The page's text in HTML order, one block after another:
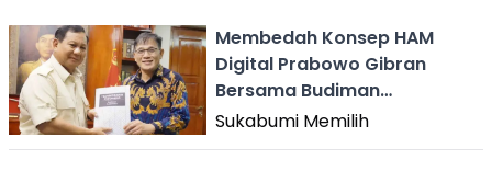
Membedah Konsep HAM
Digital Prabowo Gibran
Bersama Budiman
Sudjatmiko
Sukabumi Memilih